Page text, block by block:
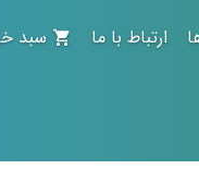
ارتباط با ما سبد